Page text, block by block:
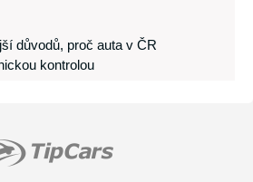
důvodů, proč auta v ČR
kontrolou